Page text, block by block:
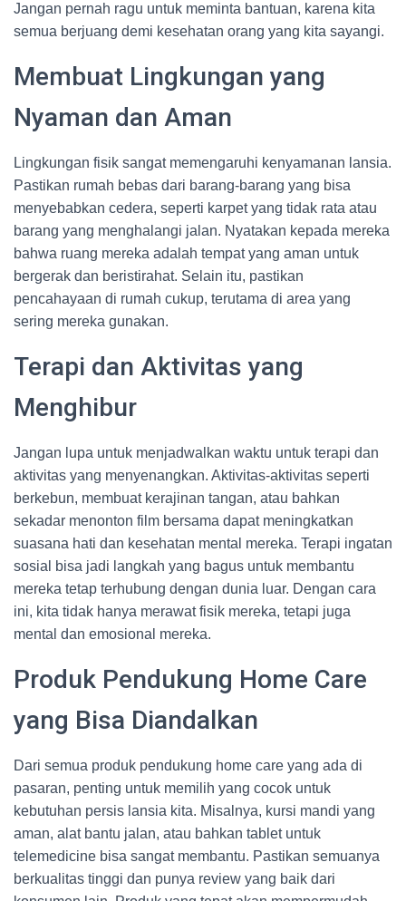
Jangan pernah ragu untuk meminta bantuan, karena kita
semua berjuang demi kesehatan orang yang kita sayangi.
Membuat Lingkungan yang
Nyaman dan Aman
Lingkungan fisik sangat memengaruhi kenyamanan lansia.
Pastikan rumah bebas dari barang-barang yang bisa
menyebabkan cedera, seperti karpet yang tidak rata atau
barang yang menghalangi jalan. Nyatakan kepada mereka
bahwa ruang mereka adalah tempat yang aman untuk
bergerak dan beristirahat. Selain itu, pastikan
pencahayaan di rumah cukup, terutama di area yang
sering mereka gunakan.
Terapi dan Aktivitas yang
Menghibur
Jangan lupa untuk menjadwalkan waktu untuk terapi dan
aktivitas yang menyenangkan. Aktivitas-aktivitas seperti
berkebun, membuat kerajinan tangan, atau bahkan
sekadar menonton film bersama dapat meningkatkan
suasana hati dan kesehatan mental mereka. Terapi ingatan
sosial bisa jadi langkah yang bagus untuk membantu
mereka tetap terhubung dengan dunia luar. Dengan cara
ini, kita tidak hanya merawat fisik mereka, tetapi juga
mental dan emosional mereka.
Produk Pendukung Home Care
yang Bisa Diandalkan
Dari semua produk pendukung home care yang ada di
pasaran, penting untuk memilih yang cocok untuk
kebutuhan persis lansia kita. Misalnya, kursi mandi yang
aman, alat bantu jalan, atau bahkan tablet untuk
telemedicine bisa sangat membantu. Pastikan semuanya
berkualitas tinggi dan punya review yang baik dari